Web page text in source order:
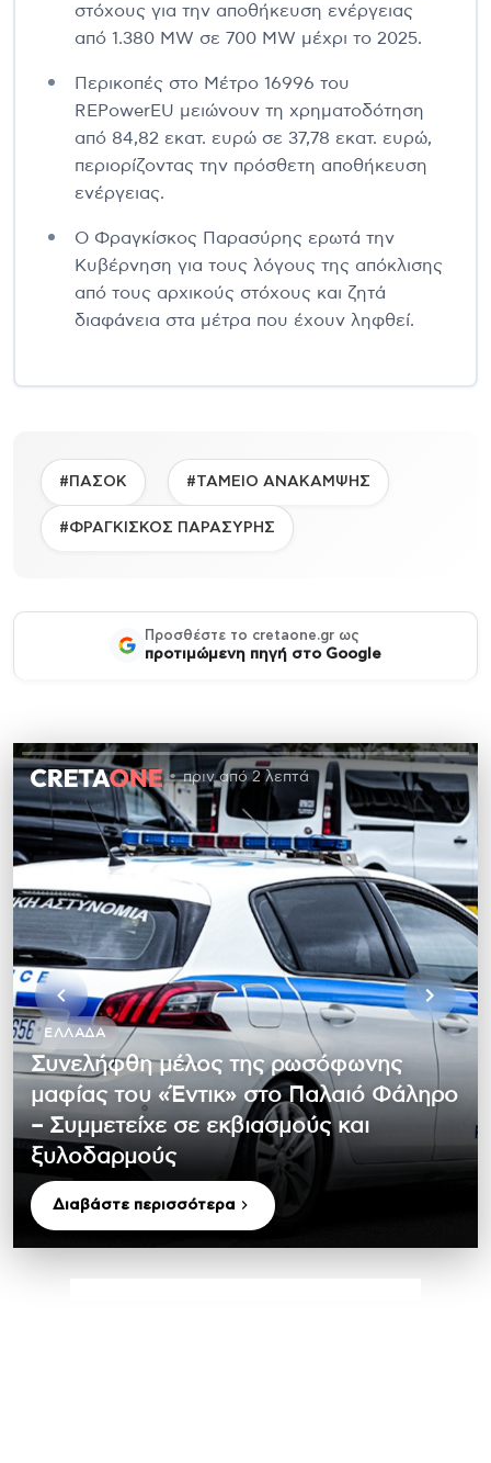
στόχους για την αποθήκευση ενέργειας
από 1.380 MW σε 700 MW μέχρι το 2025.
Περικοπές στο Μέτρο 16996 του
REPowerEU μειώνουν τη χρηματοδότηση
από 84,82 εκατ. ευρώ σε 37,78 εκατ. ευρώ,
περιορίζοντας την πρόσθετη αποθήκευση
ενέργειας.
Ο Φραγκίσκος Παρασύρης ερωτά την
Κυβέρνηση για τους λόγους της απόκλισης
από τους αρχικούς στόχους και ζητά
διαφάνεια στα μέτρα που έχουν ληφθεί.
#ΠΑΣΟΚ #ΤΑΜΕΙΟ ΑΝΑΚΑΜΨΗΣ
#ΦΡΑΓΚΙΣΚΟΣ ΠΑΡΑΣΥΡΗΣ
Προσθέστε το cretaone.gr ως
προτιμώμενη πηγή στο Google
πριν από 2 λεπτά
ΕΛΛΆΔΑ
Συνελήφθη μέλος της ρωσόφωνης
μαφίας του «Έντικ» στο Παλαιό Φάληρο
– Συμμετείχε σε εκβιασμούς και
ξυλοδαρμούς
Διαβάστε περισσότερα